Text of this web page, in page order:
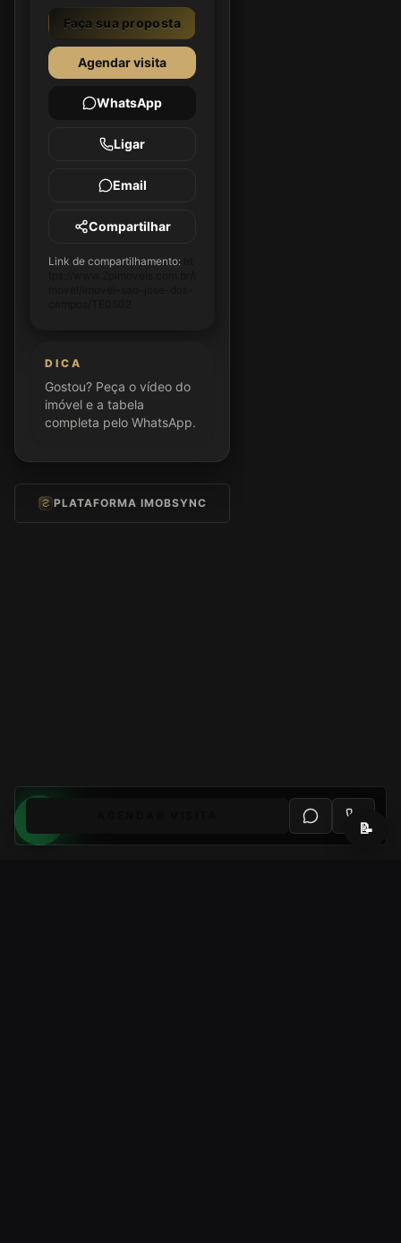
Faça sua proposta
Agendar visita
WhatsApp
Ligar
Email
Compartilhar
Link de compartilhamento:
DICA
Gostou? Peça o vídeo do
imóvel e a tabela
completa pelo WhatsApp.
PLATAFORMA IMOBSYNC
📝